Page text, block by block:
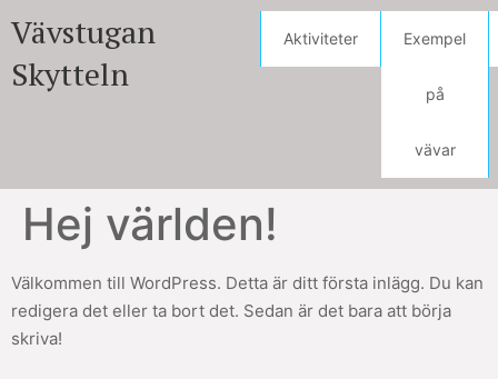
Vävstugan
Skytteln
Aktiviteter Exempel
på
vävar
Hej världen!
Välkommen till WordPress. Detta är ditt första inlägg. Du kan
redigera det eller ta bort det. Sedan är det bara att börja
skriva!